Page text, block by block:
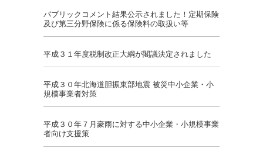
パブリックコメント結果公示されました！定期保険
及び第三分野保険に係る保険料の取扱い等
平成３１年度税制改正大綱が閣議決定されました
平成３０年北海道胆振東部地震 被災中小企業・小
規模事業者対策
平成３０年７月豪雨に対する中小企業・小規模事業
者向け支援策